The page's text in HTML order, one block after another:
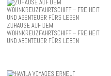
ZUHAUSE AUF DEM
WOHNKREUZFAHRTSCHIFF – FREIHEIT
UND ABENTEUER FÜRS LEBEN